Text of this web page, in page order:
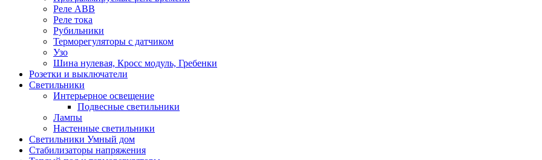
Реле ABB
Реле тока
Рубильники
Терморегуляторы с датчиком
Узо
Шина нулевая, Кросс модуль, Гребенки
Розетки и выключатели
Светильники
Интерьерное освещение
Подвесные светильники
Лампы
Настенные светильники
Светильники Умный дом
Стабилизаторы напряжения